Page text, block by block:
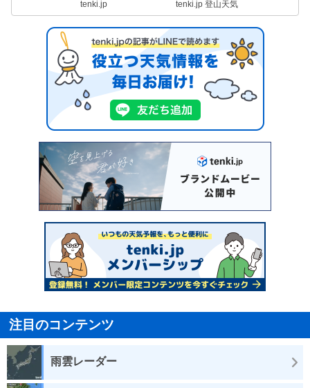
tenki.jp tenki.jp 登山天気
注目のコンテンツ
雨雲レーダー